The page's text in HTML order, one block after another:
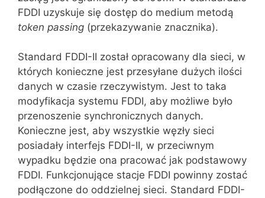
FDDI uzyskuje się dostęp do medium metodą
token passing (przekazywanie znacznika).
Standard FDDI-II został opracowany dla sieci, w
których konieczne jest przesyłane dużych ilości
danych w czasie rzeczywistym. Jest to taka
mody‌fikacja systemu FDDI, aby możliwe było
przenoszenie synchronicznych danych.
Konieczne jest, aby wszystkie węzły sieci
posiadały interfejs FDDI-II, w przeciwnym
wypadku będzie ona pracować jak podstawowy
FDDI. Funkcjonujące stacje FDDI powinny zostać
podłączone do oddzielnej sieci. Standard FDDI-